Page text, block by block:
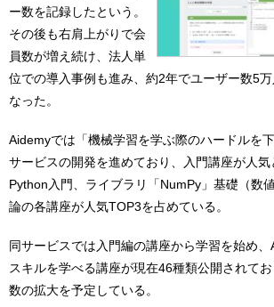
ー数を記録したという。
その後も右肩上がりで会
員数が増え続け、法人単
位での導入事例も進み、約2年でユーザー数5
なった。
Aidemyでは「機械学習を学ぶ際のハードルを
サービスの開発を進めており、入門講座が人気
Python入門、ライブラリ「NumPy」基礎（数
論の各講座が人気TOP3を占めている。
同サービスでは入門編の講座から学習を始め
スキルを学べる講座が現在46種類公開されて
数の拡大を予定している。